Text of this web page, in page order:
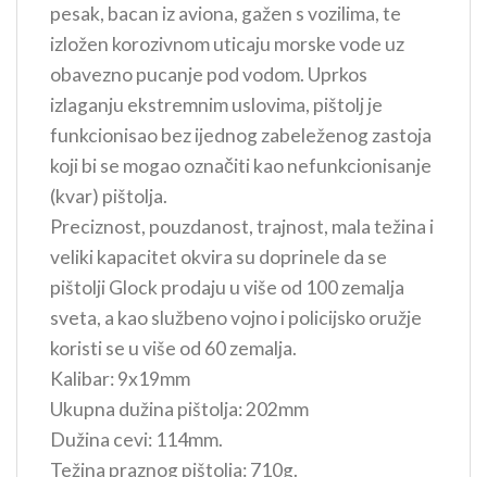
pesak, bacan iz aviona, gažen s vozilima, te
izložen korozivnom uticaju morske vode uz
obavezno pucanje pod vodom. Uprkos
izlaganju ekstremnim uslovima, pištolj je
funkcionisao bez ijednog zabeleženog zastoja
koji bi se mogao označiti kao nefunkcionisanje
(kvar) pištolja.
Preciznost, pouzdanost, trajnost, mala težina i
veliki kapacitet okvira su doprinele da se
pištolji Glock prodaju u više od 100 zemalja
sveta, a kao službeno vojno i policijsko oružje
koristi se u više od 60 zemalja.
Kalibar: 9x19mm
Ukupna dužina pištolja: 202mm
Dužina cevi: 114mm.
Težina praznog pištolja: 710g.